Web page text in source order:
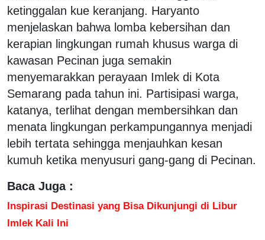
ketinggalan kue keranjang. Haryanto
menjelaskan bahwa lomba kebersihan dan
kerapian lingkungan rumah khusus warga di
kawasan Pecinan juga semakin
menyemarakkan perayaan Imlek di Kota
Semarang pada tahun ini. Partisipasi warga,
katanya, terlihat dengan membersihkan dan
menata lingkungan perkampungannya menjadi
lebih tertata sehingga menjauhkan kesan
kumuh ketika menyusuri gang-gang di Pecinan.
Baca Juga :
Inspirasi Destinasi yang Bisa Dikunjungi di Libur
Imlek Kali Ini